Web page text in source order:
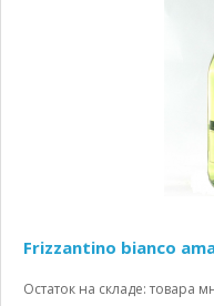
Frizzantino bianco
Остаток на складе: товара